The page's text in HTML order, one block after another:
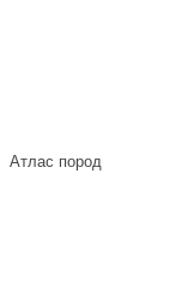
Атлас пород